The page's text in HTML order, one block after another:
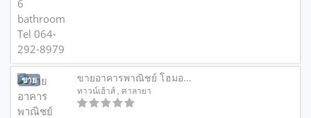
ขาย ขายอาคารพาณิชย์ โฮมอ...
ทาวน์เฮ้าส์ , ศาลายา